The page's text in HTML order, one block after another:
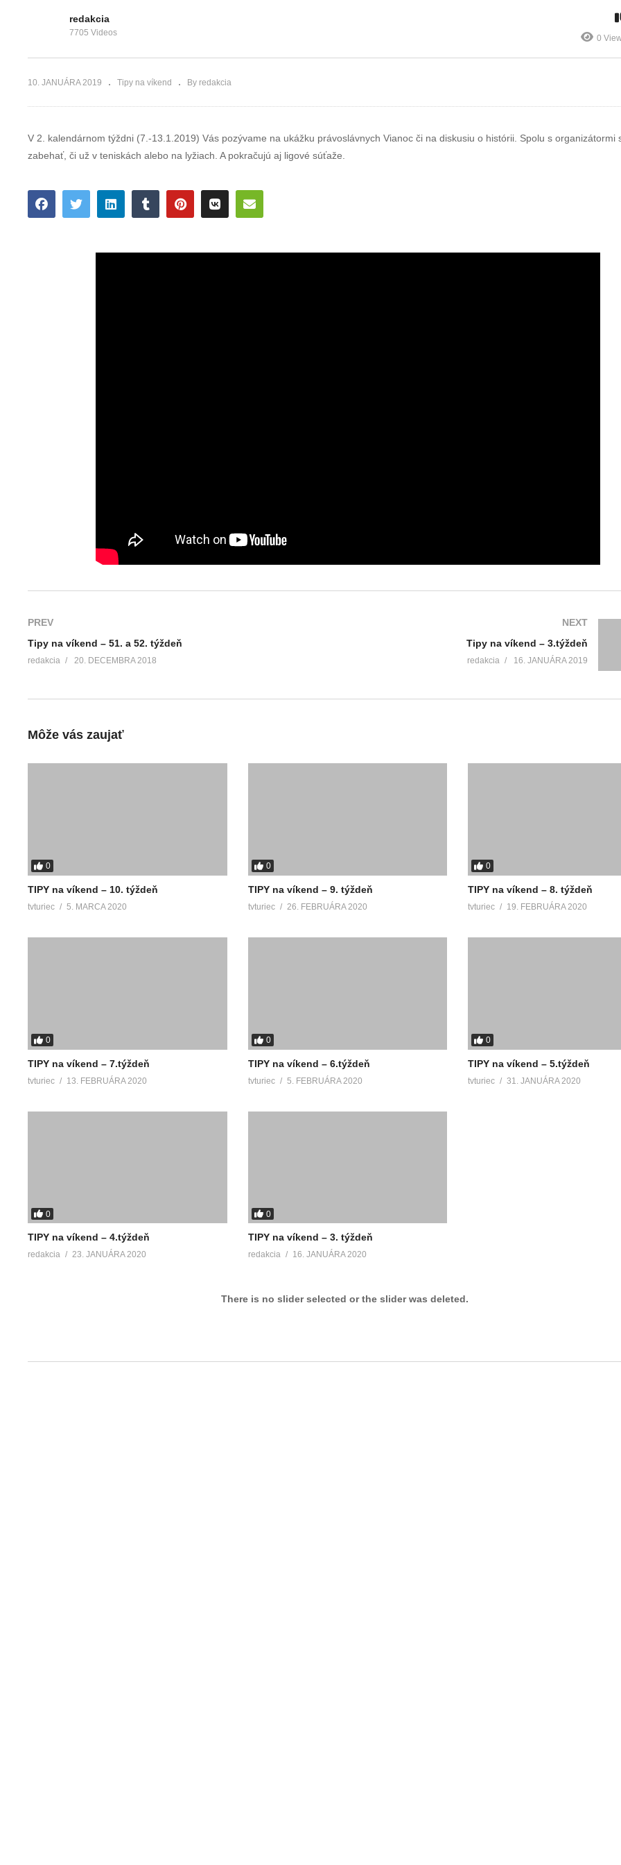
47. týždeň
redakcia
7705 Videos
0
10. JANUÁRA 2019 Tipy na víkend By redakcia
V 2. kalendárnom týždni (7.-13.1.2019) Vás pozývame na ukážku právoslávnych Vianoc či na diskusiu o histórii. Spolu s organizátormi
zabehať, či už v teniskách alebo na lyžiach. A pokračujú aj ligové súťaže.
PREV
Tipy na víkend – 51. a 52. týždeň
redakcia 20. DECEMBRA 2018
NEXT
Tipy na víkend – 3.týždeň
redakcia 16. JANUÁRA 2019
Môže vás zaujať
0
TIPY na víkend – 10. týždeň
tvturiec 5. MARCA 2020
0
TIPY na víkend – 9. týždeň
tvturiec 26. FEBRUÁRA 2020
0
TIPY na víkend – 8. týždeň
tvturiec 19. FEBRUÁRA 2020
0
TIPY na víkend – 7.týždeň
tvturiec 13. FEBRUÁRA 2020
0
TIPY na víkend – 6.týždeň
tvturiec 5. FEBRUÁRA 2020
0
TIPY na víkend – 5.týždeň
tvturiec 31. JANUÁRA 2020
0
TIPY na víkend – 4.týždeň
redakcia 23. JANUÁRA 2020
0
TIPY na víkend – 3. týždeň
redakcia 16. JANUÁRA 2020
There is no slider selected or the slider was deleted.